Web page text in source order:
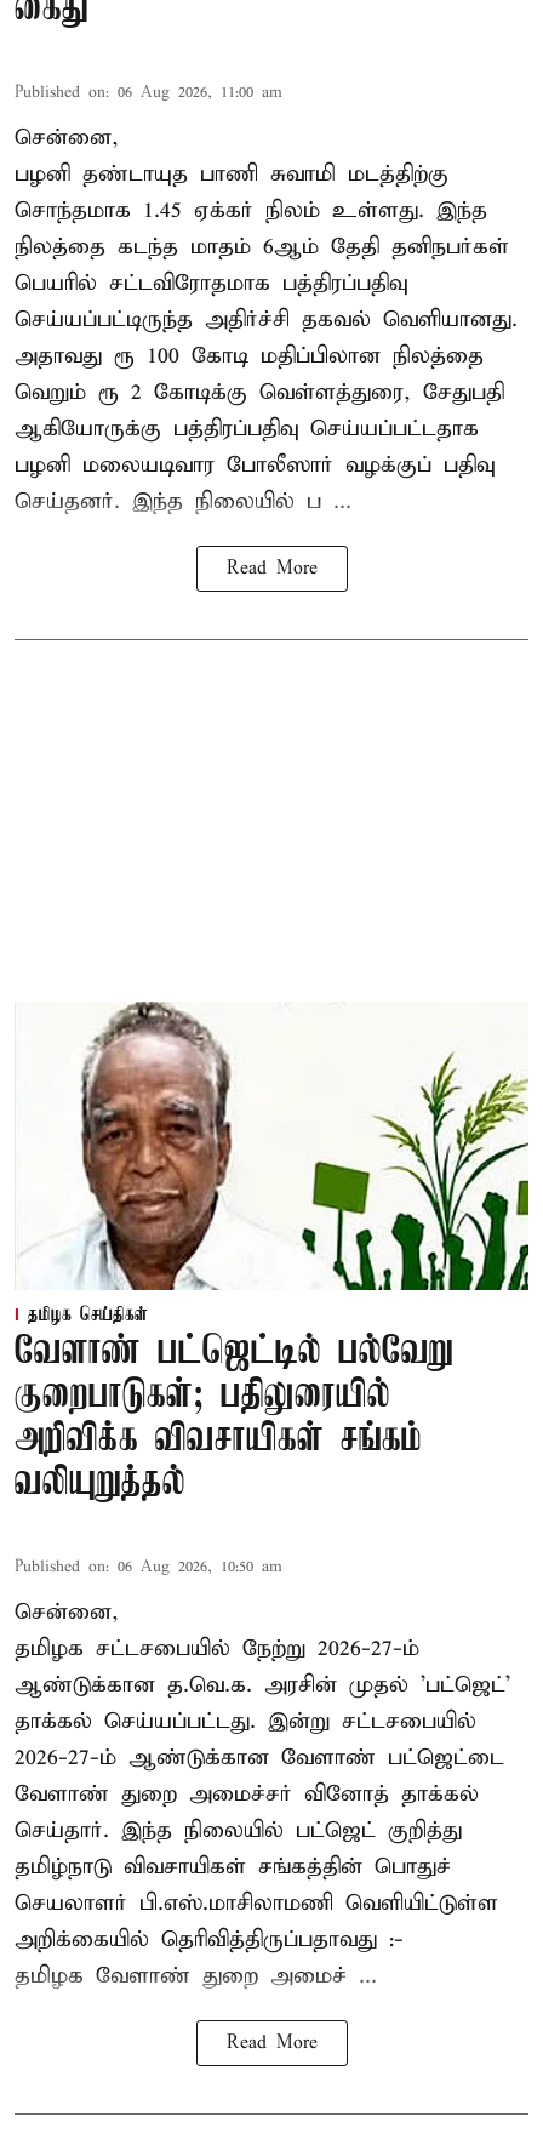
கைது
Published on: 06 Aug 2026, 11:00 am
சென்னை,
பழனி தண்டாயுத பாணி சுவாமி மடத்திற்கு
சொந்தமாக 1.45 ஏக்கர் நிலம் உள்ளது. இந்த
நிலத்தை கடந்த மாதம் 6ஆம் தேதி தனிநபர்கள்
பெயரில் சட்டவிரோதமாக பத்திரப்பதிவு
செய்யப்பட்டிருந்த அதிர்ச்சி தகவல் வெளியானது.
அதாவது ரூ 100 கோடி மதிப்பிலான நிலத்தை
வெறும் ரூ 2 கோடிக்கு வெள்ளத்துரை, சேதுபதி
ஆகியோருக்கு பத்திரப்பதிவு செய்யப்பட்டதாக
பழனி மலையடிவார போலீஸார் வழக்குப் பதிவு
செய்தனர். இந்த நிலையில் ப ...
Read More
தமிழக செய்திகள்
வேளாண் பட்ஜெட்டில் பல்வேறு
குறைபாடுகள்; பதிலுரையில்
அறிவிக்க விவசாயிகள் சங்கம்
வலியுறுத்தல்
Published on: 06 Aug 2026, 10:50 am
சென்னை,
தமிழக சட்டசபையில் நேற்று 2026-27-ம்
ஆண்டுக்கான த.வெ.க. அரசின் முதல் 'பட்ஜெட்'
தாக்கல் செய்யப்பட்டது. இன்று சட்டசபையில்
2026-27-ம் ஆண்டுக்கான வேளாண் பட்ஜெட்டை
வேளாண் துறை அமைச்சர் வினோத் தாக்கல்
செய்தார். இந்த நிலையில் பட்ஜெட் குறித்து
தமிழ்நாடு விவசாயிகள் சங்கத்தின் பொதுச்
செயலாளர் பி.எஸ்.மாசிலாமணி வெளியிட்டுள்ள
அறிக்கையில் தெரிவித்திருப்பதாவது :-
தமிழக வேளாண் துறை அமைச் ...
Read More